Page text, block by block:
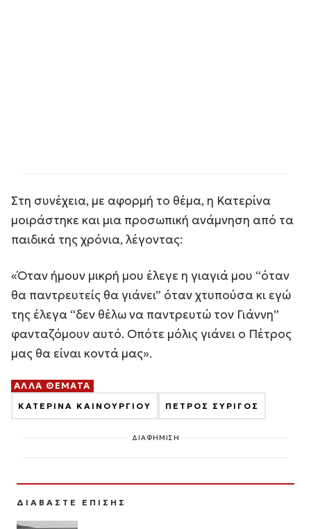
Στη συνέχεια, με αφορμή το θέμα, η Κατερίνα
μοιράστηκε και μια προσωπική ανάμνηση από τα
παιδικά της χρόνια, λέγοντας:
«Όταν ήμουν μικρή μου έλεγε η γιαγιά μου “όταν
θα παντρευτείς θα γιάνει” όταν χτυπούσα κι εγώ
της έλεγα “δεν θέλω να παντρευτώ τον Γιάννη”
φανταζόμουν αυτό. Οπότε μόλις γιάνει ο Πέτρος
μας θα είναι κοντά μας».
ΑΛΛΑ ΘΕΜΑΤΑ
ΚΑΤΕΡΙΝΑ ΚΑΙΝΟΥΡΓΙΟΥ ΠΕΤΡΟΣ ΣΥΡΙΓΟΣ
ΔΙΑΦΗΜΙΣΗ
ΔΙΑΒΑΣΤΕ ΕΠΙΣΗΣ